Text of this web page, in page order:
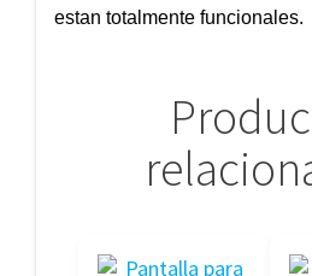
estan totalmente funcionales.